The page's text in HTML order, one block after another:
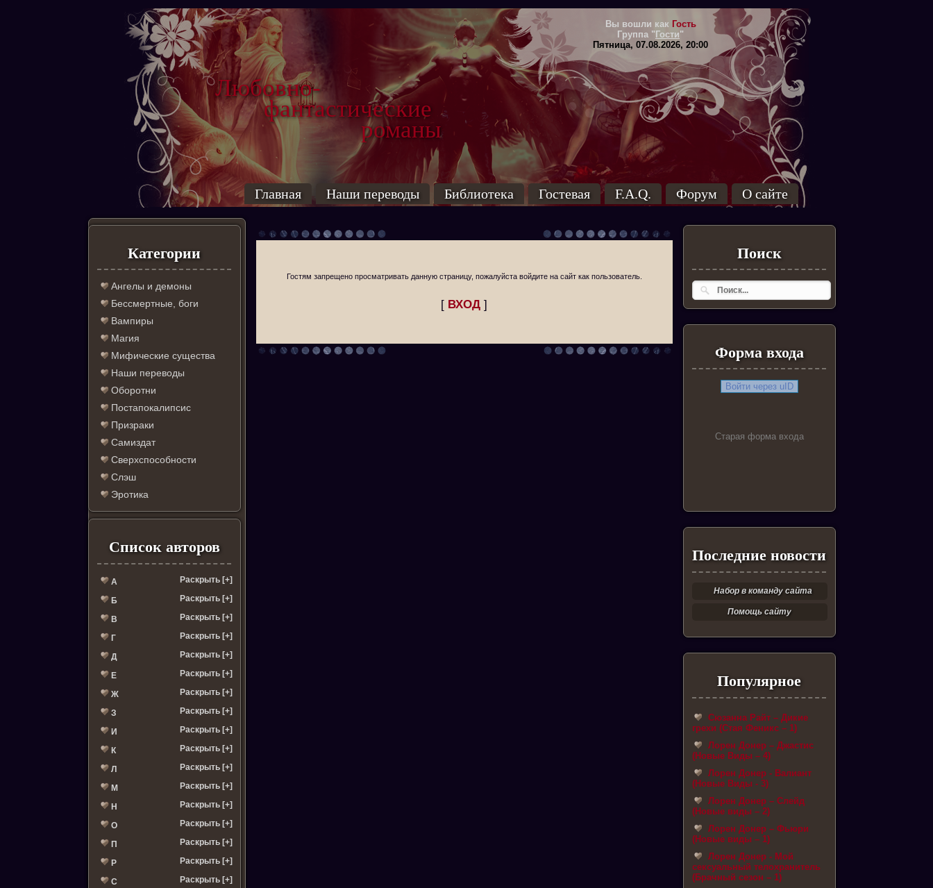
Любовно-
фантастические
романы
Вы вошли как Гость
Группа " Гости"
Пятница, 07.08.2026, 20:00
Главная Наши переводы Библиотека Гостевая F.A.Q. Форум О сайте
Категории
Ангелы и демоны
Бессмертные, боги
Вампиры
Магия
Мифические существа
Наши переводы
Оборотни
Постапокалипсис
Призраки
Самиздат
Сверхспособности
Слэш
Эротика
Список авторов
А Раскрыть [+]
Б Раскрыть [+]
В Раскрыть [+]
Г Раскрыть [+]
Д Раскрыть [+]
Е Раскрыть [+]
Ж Раскрыть [+]
З Раскрыть [+]
И Раскрыть [+]
К Раскрыть [+]
Л Раскрыть [+]
М Раскрыть [+]
Н Раскрыть [+]
О Раскрыть [+]
П Раскрыть [+]
Р Раскрыть [+]
С Раскрыть [+]
Гостям запрещено просматривать данную страницу, пожалуйста войдите на сайт как пользователь.
[ ВХОД ]
Поиск
Форма входа
Войти через uID
Старая форма входа
Последние новости
Набор в команду сайта
Помощь сайту
Популярное
Сюзанна Райт – Дикие
грехи (Стая Феникс – 1)
Лорен Донер – Джастис
(Новые Виды – 4)
Лорен Донер - Валиант
(Новые Виды - 3)
Лорен Донер – Слейд
(Новые виды – 2)
Лорен Донер – Фьюри
(Новые виды – 1)
Лорен Донер - Мой
сексуальный телохранитель
(Брачный сезон – 1)